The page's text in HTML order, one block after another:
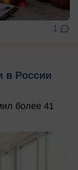
1
в России
более 41